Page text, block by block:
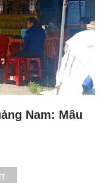
Nam: Mâu